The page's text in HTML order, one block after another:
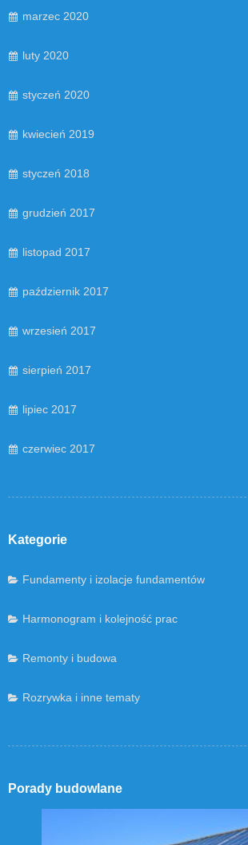
marzec 2020
luty 2020
styczeń 2020
kwiecień 2019
styczeń 2018
grudzień 2017
listopad 2017
październik 2017
wrzesień 2017
sierpień 2017
lipiec 2017
czerwiec 2017
Kategorie
Fundamenty i izolacje fundamentów
Harmonogram i kolejność prac
Remonty i budowa
Rozrywka i inne tematy
Porady budowlane